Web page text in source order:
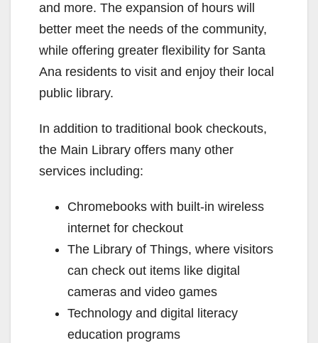
and more. The expansion of hours will
better meet the needs of the community,
while offering greater flexibility for Santa
Ana residents to visit and enjoy their local
public library.
In addition to traditional book checkouts,
the Main Library offers many other
services including:
Chromebooks with built-in wireless
internet for checkout
The Library of Things, where visitors
can check out items like digital
cameras and video games
Technology and digital literacy
education programs